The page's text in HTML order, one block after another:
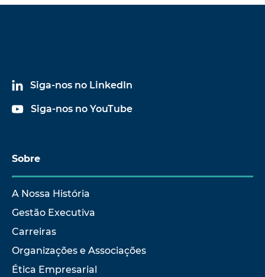
Siga-nos no LinkedIn
Siga-nos no YouTube
Sobre
A Nossa História
Gestão Executiva
Carreiras
Organizações e Associações
Ética Empresarial